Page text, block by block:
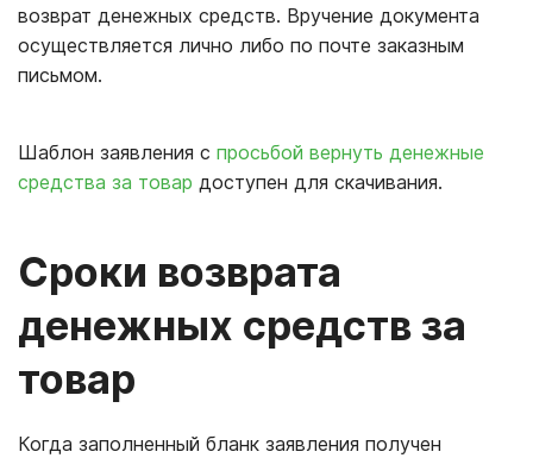
возврат денежных средств. Вручение документа
осуществляется лично либо по почте заказным
письмом.
Шаблон заявления с просьбой вернуть денежные
средства за товар доступен для скачивания.
Сроки возврата
денежных средств за
товар
Когда заполненный бланк заявления получен